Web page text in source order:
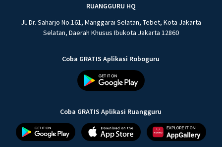
RUANGGURU HQ
Jl. Dr. Saharjo No.161, Manggarai Selatan, Tebet, Kota Jakarta
Selatan, Daerah Khusus Ibukota Jakarta 12860
Coba GRATIS Aplikasi Roboguru
Coba GRATIS Aplikasi Ruangguru